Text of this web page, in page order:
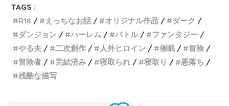
作品集
ホシノ・ルリは家に帰りたい
ようです
TAGS :
R18
えっちなお話 オリジナル作品
ダーク
ダンジョン
ハーレム バトル
ファンタジー
やる夫
二次創作 人外ヒロイン 催眠
冒険
冒険者
完結済み 寝取られ 寝取り
悪落ち
残酷な描写